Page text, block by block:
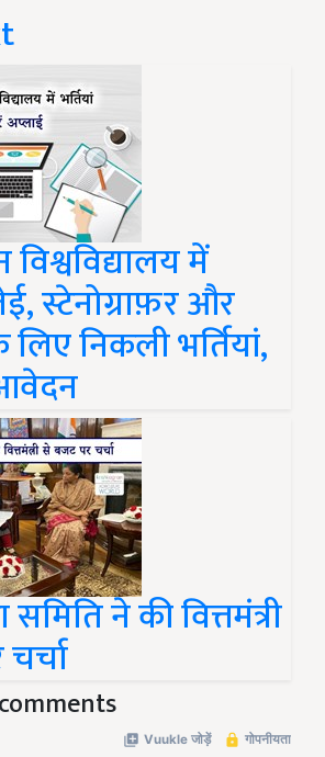
विश्वविद्यालय में
स्टेनोग्राफ़र और
निकली भर्तियां,
समिति ने की वित्तमंत्री